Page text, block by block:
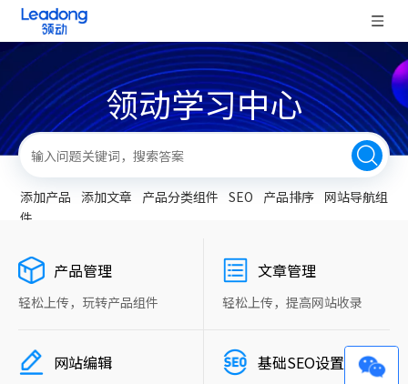
领动学习中心
添加产品 添加文章 产品分类组件 SEO 产品排序 网站导航组
件
产品管理
轻松上传，玩转产品组件
文章管理
轻松上传，提高网站收录
网站编辑 基础SEO设置 微信